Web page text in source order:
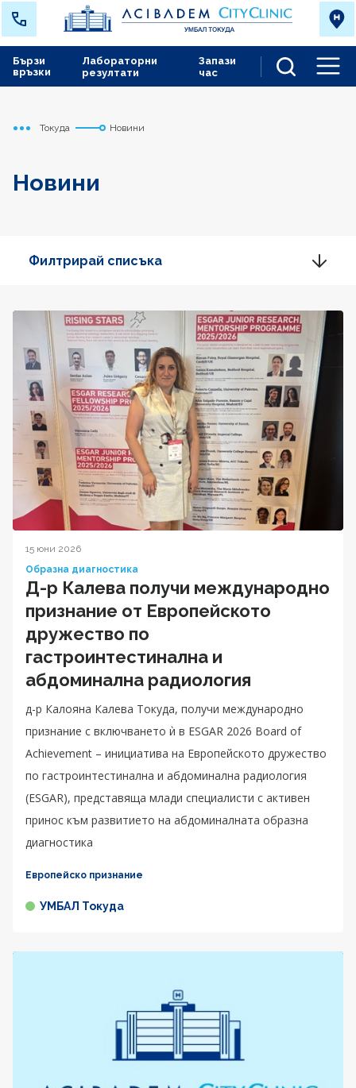
Лабораторни
резултати
Запази
час
Бързи
връзки
Начало
Токуда Новини
Новини
Филтрирай списъка
15 юни 2026
Образна диагностика
Д-р Калева получи международно
признание от Европейското
дружество по
гастроинтестинална и
абдоминална радиология
д-р Калояна Калева Токуда, получи международно
признание с включването ѝ в ESGAR 2026 Board of
Achievement – инициатива на Европейското дружество
по гастроинтестинална и абдоминална радиология
(ESGAR), представяща млади специалисти с активен
принос към развитието на абдоминалната образна
диагностика
Европейско признание
УМБАЛ Токуда